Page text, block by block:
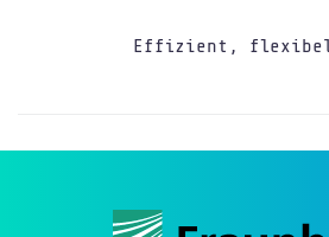
Effizient,